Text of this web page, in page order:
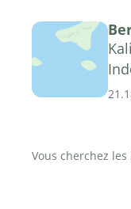
Vous cherchez